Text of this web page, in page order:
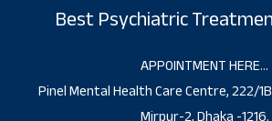
Best Psychiatric
APPOINTMENT HERE…
Pinel Mental Health Care Centre, 222/